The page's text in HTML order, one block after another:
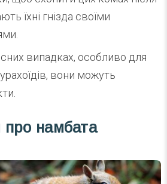
їхні гнізда своїми
випадках, особливо для
вони можуть
про намбата